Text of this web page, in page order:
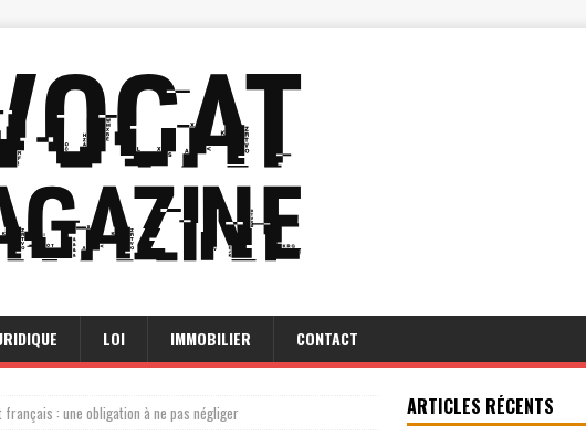
LOI IMMOBILIER CONTACT
: une obligation à ne pas négliger ARTICLES RÉCENTS